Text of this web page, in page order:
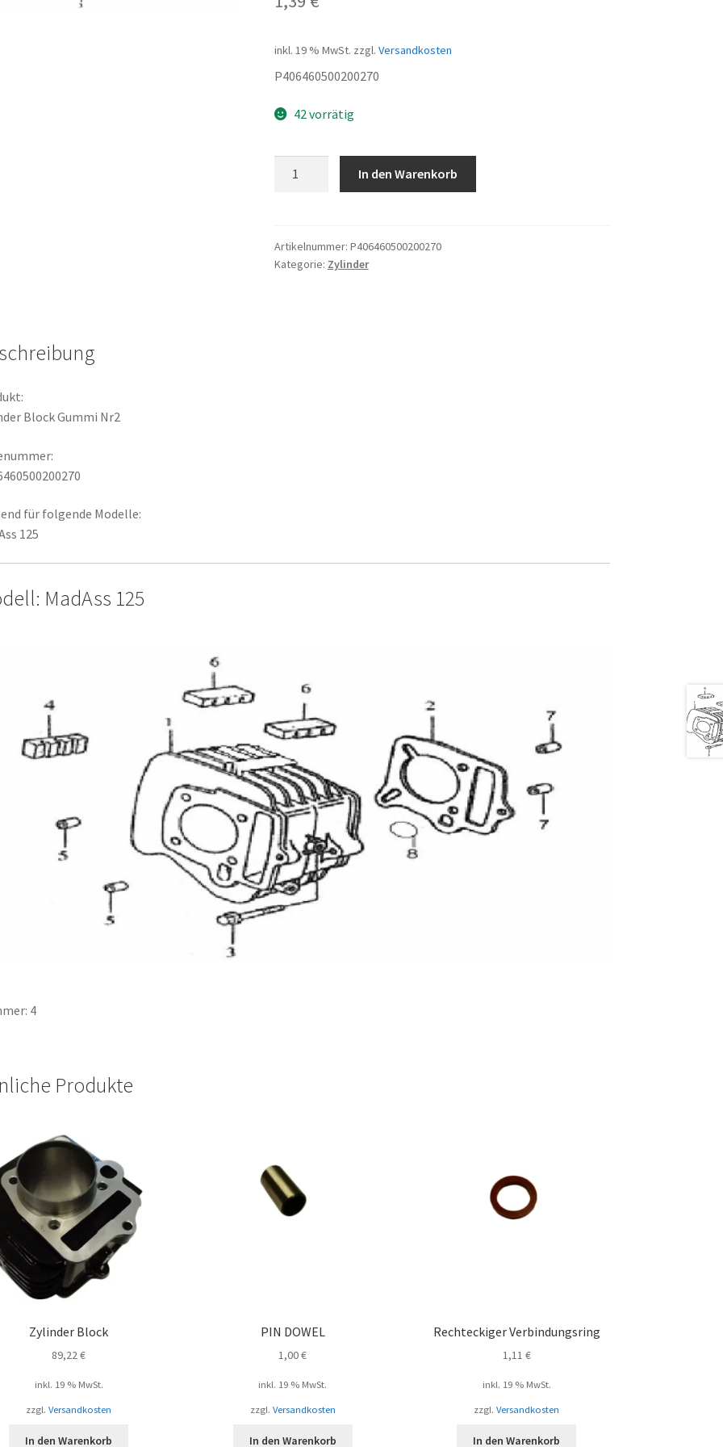
inkl. 19 % MwSt. zzgl. Versandkosten
P406460500200270
42 vorrätig
Menge
In den Warenkorb
Artikelnummer: P406460500200270
Kategorie: Zylinder
Block Gummi Nr2
für folgende Modelle:
125
MadAss 125
4
Produkte
Zylinder Block
89,22€
inkl. 19 % MwSt.
zzgl.Versandkosten
In den Warenkorb
PIN DOWEL
1,00€
inkl. 19 % MwSt.
zzgl. Versandkosten
In den Warenkorb
Rechteckiger Verbindungsring
1,11 €
inkl. 19 % MwSt.
zzgl.Versandkosten
In den Warenkorb